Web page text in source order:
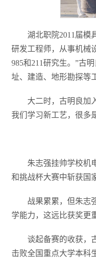
湖北职院2011届模
研发工程师，从事机械
985和211研究生。”古
址、建造、地形勘探等
大二时，古明良加
我们学习新工艺，很多
朱志强挂帅学校机
和挑战杯大赛中斩获国
战果累累，但朱志
学能力，这远比获奖更
谈起备赛的收获，
击败全国重点大学本科